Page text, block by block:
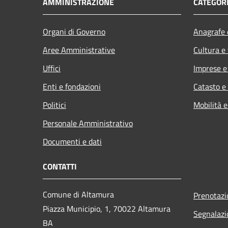
Organi di Governo
Aree Amministrative
Uffici
Enti e fondazioni
Politici
Personale Amministrativo
Documenti e dati
Cultura
Imprese
Catasto
Mobilità
CONTATTI
Comune di Altamura
Piazza Municipio, 1, 70022 Altamura
BA